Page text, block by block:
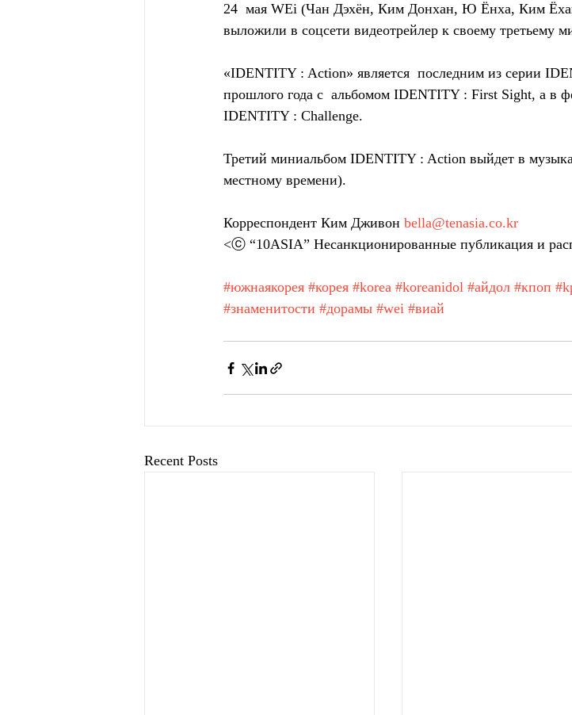
24  мая WEi (Чан Дэхён, Ким Донхан, Ю Ёнха, Ким
выложили в соцсети видеотрейлер к своему третьему
«IDENTITY : Action» является  последним из серии
прошлого года с  альбомом IDENTITY : First Sight, а в
IDENTITY : Challenge.
Третий миниальбом IDENTITY : Action выйдет в
местному времени).
Корреспондент Ким Дживон bella@tenasia.co.kr
<ⓒ “10ASIA” Несанкционированные публикация и
#южнаякорея #корея #korea #koreanidol #айдол #кпоп
#знаменитости #дорамы #wei #виай
Recent Posts